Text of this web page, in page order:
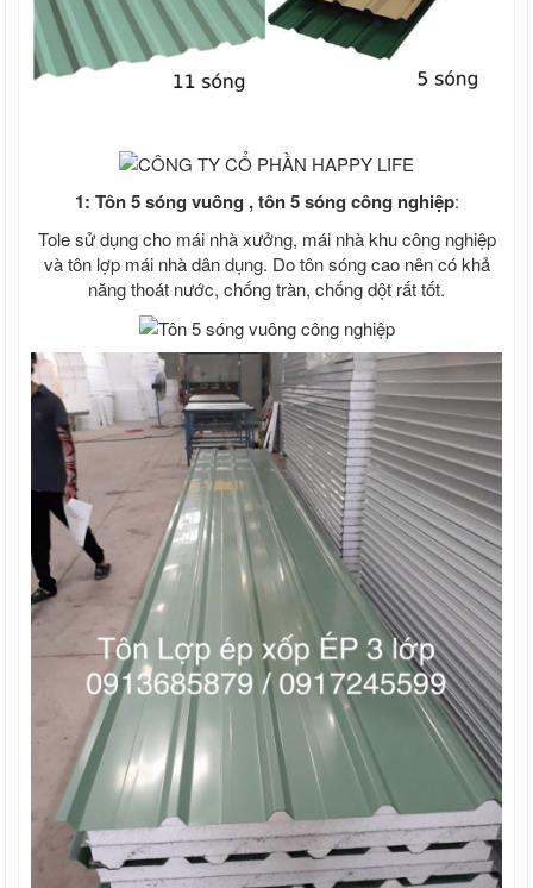
1: Tôn 5 sóng vuông , tôn 5 sóng công nghiệp:
Tole sử dụng cho mái nhà xưởng, mái nhà khu công nghiệp
và tôn lợp mái nhà dân dụng. Do tôn sóng cao nên có khả
năng thoát nước, chống tràn, chống dột rất tốt.